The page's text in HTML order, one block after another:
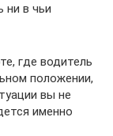
ни в чьи
где водитель
положении,
вы не
именно